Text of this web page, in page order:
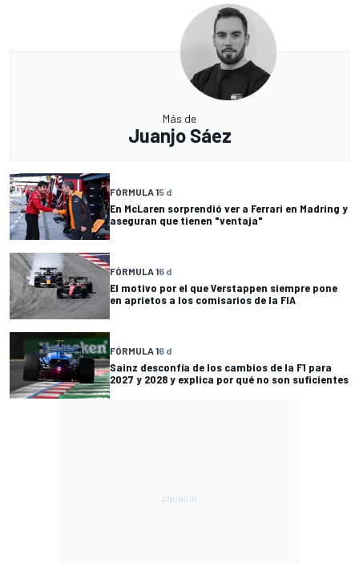
Más de
Juanjo Sáez
FÓRMULA 15 d
En McLaren sorprendió ver a Ferrari en Madring y
aseguran que tienen "ventaja"
FÓRMULA 16 d
El motivo por el que Verstappen siempre pone
en aprietos a los comisarios de la FIA
FÓRMULA 16 d
Sainz desconfía de los cambios de la F1 para
2027 y 2028 y explica por qué no son suficientes